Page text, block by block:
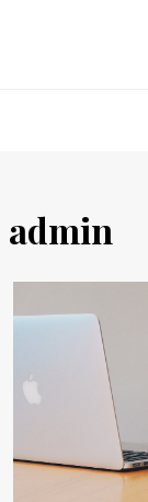
admin